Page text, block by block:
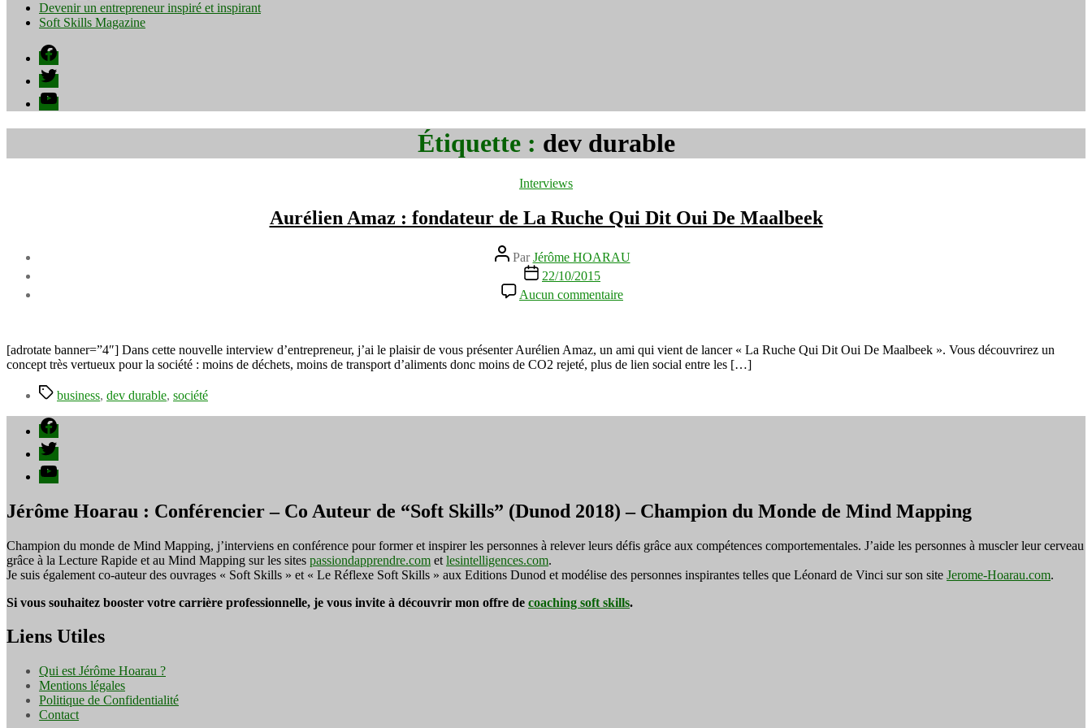
Devenir un entrepreneur inspiré et inspirant
Soft Skills Magazine
Facebook
Twitter
YouTube
Étiquette : dev durable
Catégories
Interviews
Aurélien Amaz : fondateur de La Ruche Qui Dit Oui De Maalbeek
Auteur
de
l’article
ParJérôme HOARAU
Date
l’article
22/10/2015
Aucun commentaire
Aurélien
fondateur
de
[adrotate banner=”4″] Dans cette nouvelle interview d’entrepreneur, j’ai le plaisir de vous présenter Aurélien Amaz, un ami qui vient de lancer « La Ruche Qui Dit Oui De Maalbeek ». Vous découvrirez un
concept très vertueux pour la société : moins de déchets, moins de transport d’aliments donc moins de CO2 rejeté, plus de lien social entre les […]
Étiquettes
business, dev durable, société
Facebook
Twitter
YouTube
Jérôme Hoarau : Conférencier – Co Auteur de “Soft Skills” (Dunod 2018) – Champion du Monde de Mind Mapping
Champion du monde de Mind Mapping, j’interviens en conférence pour former et inspirer les personnes à relever leurs défis grâce aux compétences comportementales. J’aide les personnes à muscler leur cerveau
grâce à la Lecture Rapide et au Mind Mapping sur les sites passiondapprendre.com et lesintelligences.com.
Je suis également co-auteur des ouvrages « Soft Skills » et « Le Réflexe Soft Skills » aux Editions Dunod et modélise des personnes inspirantes telles que Léonard de Vinci sur son site Jerome-Hoarau.com.
Si vous souhaitez booster votre carrière professionnelle, je vous invite à découvrir mon offre de coaching soft skills.
Liens Utiles
Qui est Jérôme Hoarau ?
Mentions légales
Politique de Confidentialité
Contact